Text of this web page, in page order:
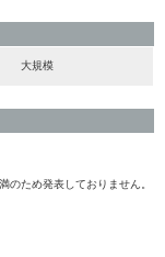
大規模
ため発表しておりません。